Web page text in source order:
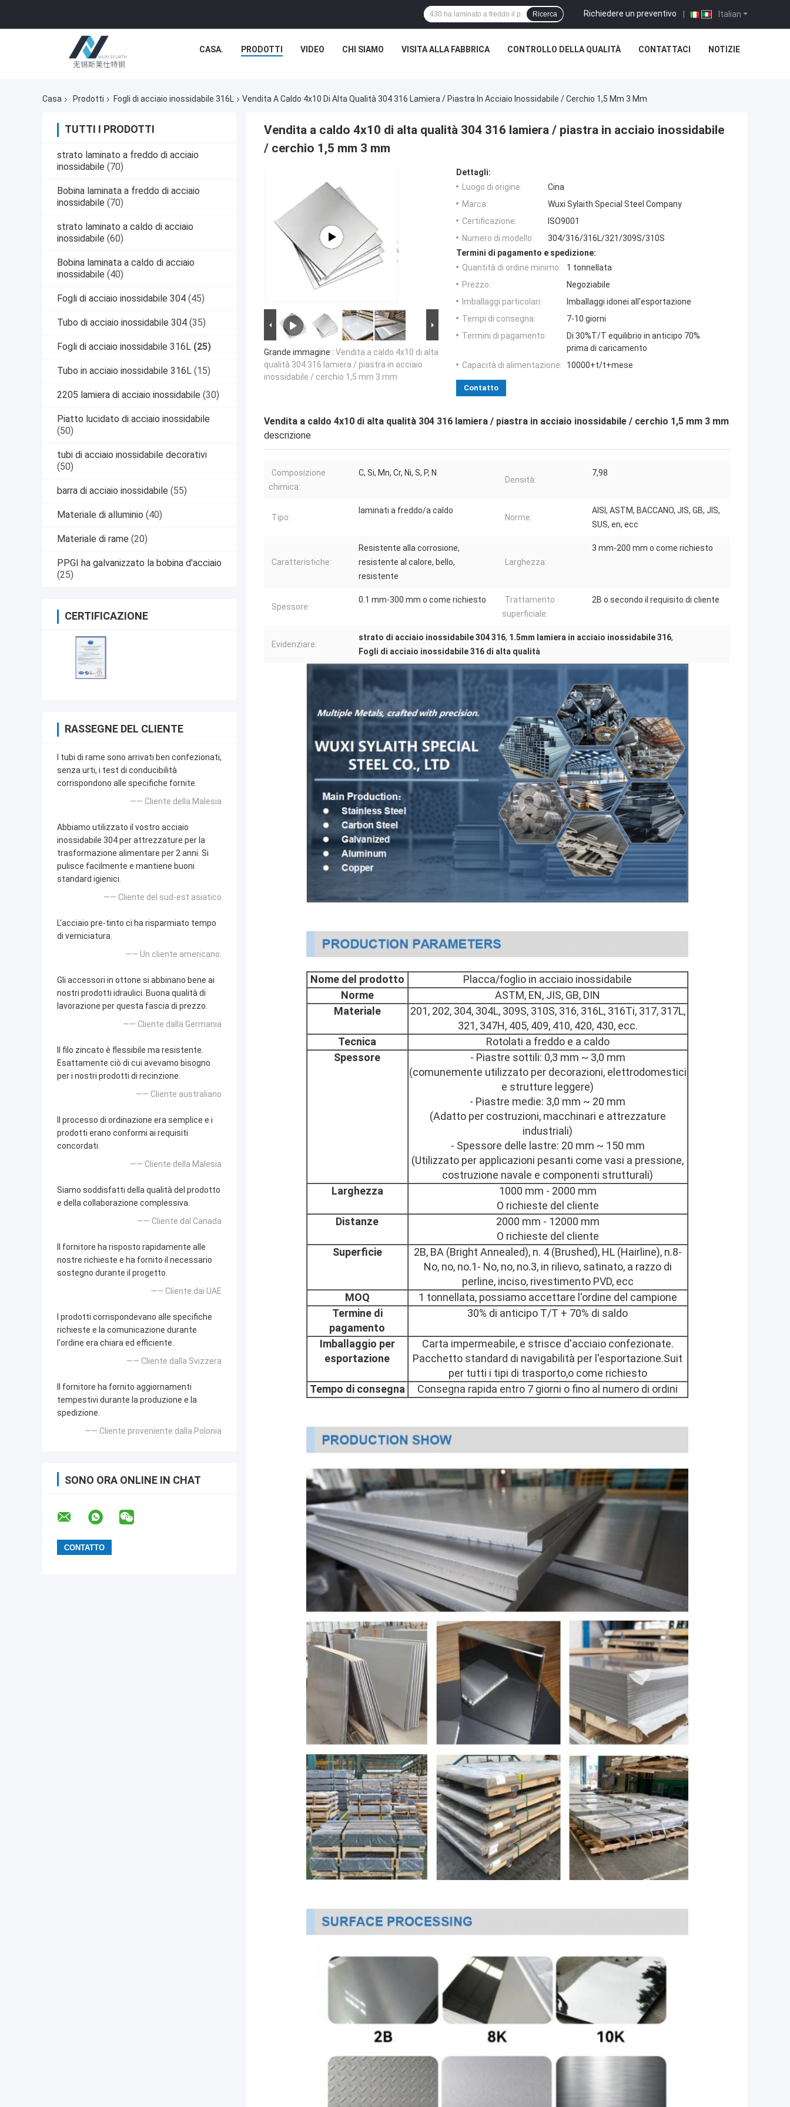
Italian
Richiedere un preventivo |
Ricerca
CASA. PRODOTTI VIDEO CHI SIAMO VISITA ALLA FABBRICA CONTROLLO DELLA QUALITÀ CONTATTACI NOTIZIE
Casa Prodotti Fogli di acciaio inossidabile 316L Vendita A Caldo 4x10 Di Alta Qualità 304 316 Lamiera / Piastra In Acciaio Inossidabile / Cerchio 1,5 Mm 3 Mm
TUTTI I PRODOTTI
strato laminato a freddo di acciaio
inossidabile (70)
Bobina laminata a freddo di acciaio
inossidabile (70)
strato laminato a caldo di acciaio
inossidabile (60)
Bobina laminata a caldo di acciaio
inossidabile (40)
Fogli di acciaio inossidabile 304 (45)
Tubo di acciaio inossidabile 304 (35)
Fogli di acciaio inossidabile 316L (25)
Tubo in acciaio inossidabile 316L (15)
2205 lamiera di acciaio inossidabile (30)
Piatto lucidato di acciaio inossidabile
(50)
tubi di acciaio inossidabile decorativi
(50)
barra di acciaio inossidabile (55)
Materiale di alluminio (40)
Materiale di rame (20)
PPGI ha galvanizzato la bobina d'acciaio
(25)
CERTIFICAZIONE
RASSEGNE DEL CLIENTE
I tubi di rame sono arrivati ben confezionati,
senza urti, i test di conducibilità
corrispondono alle specifiche fornite.
—— Cliente della Malesia
Abbiamo utilizzato il vostro acciaio
inossidabile 304 per attrezzature per la
trasformazione alimentare per 2 anni. Si
pulisce facilmente e mantiene buoni
standard igienici.
—— Cliente del sud-est asiatico
L'acciaio pre-tinto ci ha risparmiato tempo
di verniciatura.
—— Un cliente americano.
Gli accessori in ottone si abbinano bene ai
nostri prodotti idraulici. Buona qualità di
lavorazione per questa fascia di prezzo.
—— Cliente dalla Germania
Il filo zincato è flessibile ma resistente.
Esattamente ciò di cui avevamo bisogno
per i nostri prodotti di recinzione.
—— Cliente australiano
Il processo di ordinazione era semplice e i
prodotti erano conformi ai requisiti
concordati.
—— Cliente della Malesia
Siamo soddisfatti della qualità del prodotto
e della collaborazione complessiva.
—— Cliente dal Canada
Il fornitore ha risposto rapidamente alle
nostre richieste e ha fornito il necessario
sostegno durante il progetto.
—— Cliente dai UAE
I prodotti corrispondevano alle specifiche
richieste e la comunicazione durante
l'ordine era chiara ed efficiente.
—— Cliente dalla Svizzera
Il fornitore ha fornito aggiornamenti
tempestivi durante la produzione e la
spedizione.
—— Cliente proveniente dalla Polonia
SONO ORA ONLINE IN CHAT
Vendita a caldo 4x10 di alta qualità 304 316 lamiera / piastra in acciaio inossidabile
/ cerchio 1,5 mm 3 mm
Grande immagine : Vendita a caldo 4x10 di alta
qualità 304 316 lamiera / piastra in acciaio
inossidabile / cerchio 1,5 mm 3 mm
Dettagli:
Luogo di origine:
Cina
Marca:
Wuxi Sylaith Special Steel Company
Certificazione:
ISO9001
Numero di modello:
304/316/316L/321/309S/310S
Termini di pagamento e spedizione:
Quantità di ordine minimo:
1 tonnellata
Prezzo:
Negoziabile
Imballaggi particolari:
Imballaggi idonei all'esportazione
Tempi di consegna:
7-10 giorni
Termini di pagamento:
Di 30%T/T equilibrio in anticipo 70%
prima di caricamento
Capacità di alimentazione:
10000+t/t+mese
Contatto
Vendita a caldo 4x10 di alta qualità 304 316 lamiera / piastra in acciaio inossidabile / cerchio 1,5 mm 3 mm
descrizione
Composizione
chimica:
C, Si, Mn, Cr, Ni, S, P, N
Densità:
7,98
Tipo:
laminati a freddo/a caldo
Norme:
AISI, ASTM, BACCANO, JIS, GB, JIS,
SUS, en, ecc
Caratteristiche:
Resistente alla corrosione,
resistente al calore, bello,
resistente
Larghezza:
3 mm-200 mm o come richiesto
Spessore:
0.1 mm-300 mm o come richiesto
Trattamento
superficiale:
2B o secondo il requisito di cliente
Evidenziare:
strato di acciaio inossidabile 304 316, 1.5mm lamiera in acciaio inossidabile 316,
Fogli di acciaio inossidabile 316 di alta qualità
Nome del prodotto
Placca/foglio in acciaio inossidabile
Norme
ASTM, EN, JIS, GB, DIN
Materiale
201, 202, 304, 304L, 309S, 310S, 316, 316L, 316Ti, 317, 317L,
321, 347H, 405, 409, 410, 420, 430, ecc.
Tecnica
Rotolati a freddo e a caldo
Spessore
- Piastre sottili: 0,3 mm ~ 3,0 mm
(comunemente utilizzato per decorazioni, elettrodomestici
e strutture leggere)
- Piastre medie: 3,0 mm ~ 20 mm
(Adatto per costruzioni, macchinari e attrezzature
industriali)
- Spessore delle lastre: 20 mm ~ 150 mm
(Utilizzato per applicazioni pesanti come vasi a pressione,
costruzione navale e componenti strutturali)
Larghezza
1000 mm - 2000 mm
O richieste del cliente
Distanze
2000 mm - 12000 mm
O richieste del cliente
Superficie
2B, BA (Bright Annealed), n. 4 (Brushed), HL (Hairline), n.8-
No, no, no.1- No, no, no.3, in rilievo, satinato, a razzo di
perline, inciso, rivestimento PVD, ecc
MOQ
1 tonnellata, possiamo accettare l'ordine del campione
Termine di
pagamento
30% di anticipo T/T + 70% di saldo
Imballaggio per
esportazione
Carta impermeabile, e strisce d'acciaio confezionate.
Pacchetto standard di navigabilità per l'esportazione.Suit
per tutti i tipi di trasporto,o come richiesto
Tempo di consegna
Consegna rapida entro 7 giorni o fino al numero di ordini